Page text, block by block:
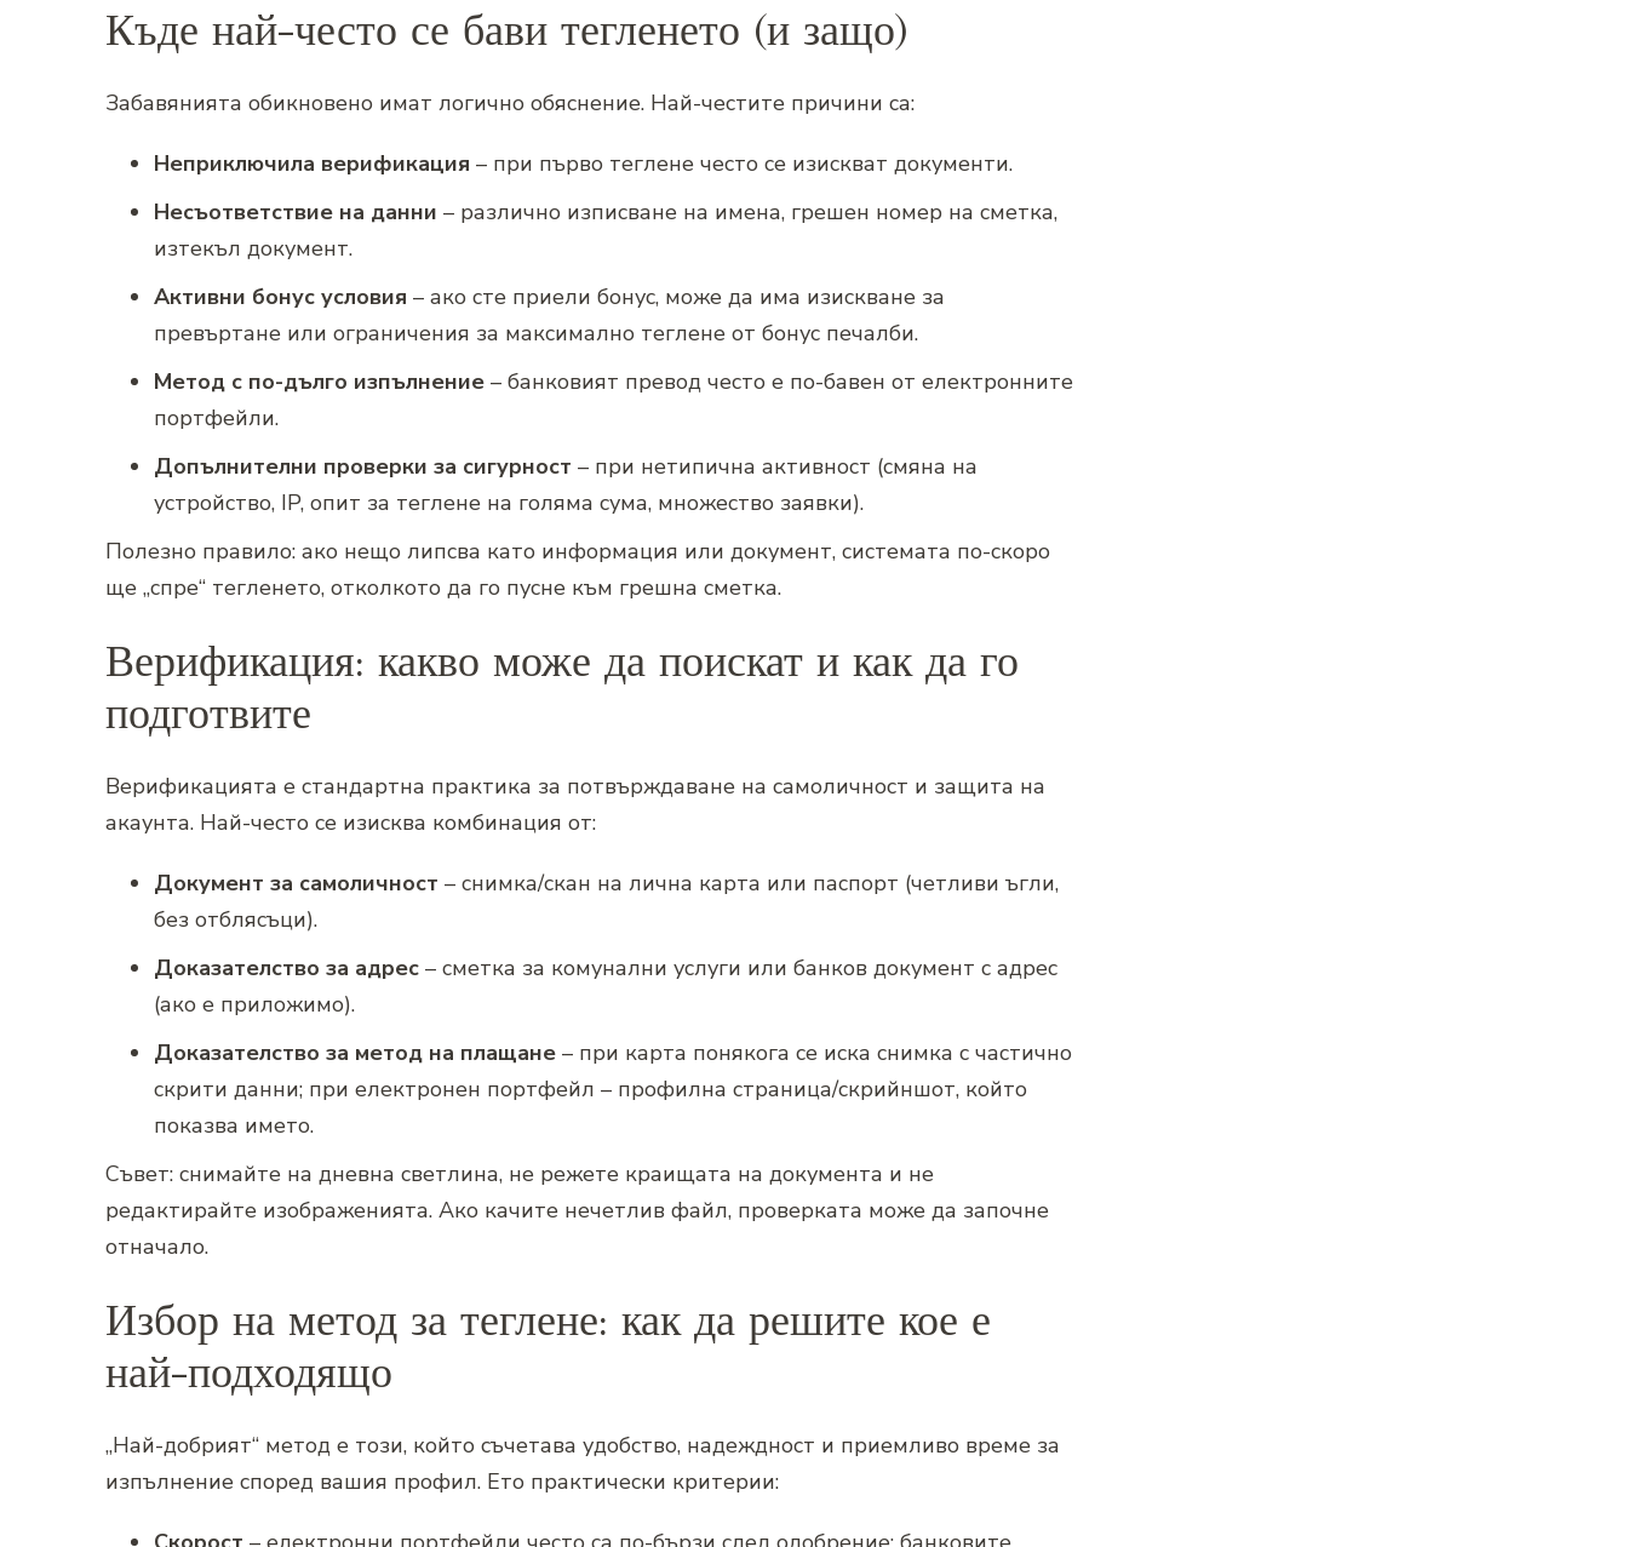
Къде най-често се бави тегленето (и защо)
Забавянията обикновено имат логично обяснение. Най-честите причини са:
Неприключила верификация – при първо теглене често се изискват документи.
Несъответствие на данни – различно изписване на имена, грешен номер на сметка,
изтекъл документ.
Активни бонус условия – ако сте приели бонус, може да има изискване за
превъртане или ограничения за максимално теглене от бонус печалби.
Метод с по-дълго изпълнение – банковият превод често е по-бавен от електронните
портфейли.
Допълнителни проверки за сигурност – при нетипична активност (смяна на
устройство, IP, опит за теглене на голяма сума, множество заявки).
Полезно правило: ако нещо липсва като информация или документ, системата по-скоро
ще „спре“ тегленето, отколкото да го пусне към грешна сметка.
Верификация: какво може да поискат и как да го
подготвите
Верификацията е стандартна практика за потвърждаване на самоличност и защита на
акаунта. Най-често се изисква комбинация от:
Документ за самоличност – снимка/скан на лична карта или паспорт (четливи ъгли,
без отблясъци).
Доказателство за адрес – сметка за комунални услуги или банков документ с адрес
(ако е приложимо).
Доказателство за метод на плащане – при карта понякога се иска снимка с частично
скрити данни; при електронен портфейл – профилна страница/скрийншот, който
показва името.
Съвет: снимайте на дневна светлина, не режете краищата на документа и не
редактирайте изображенията. Ако качите нечетлив файл, проверката може да започне
отначало.
Избор на метод за теглене: как да решите кое е
най-подходящо
„Най-добрият“ метод е този, който съчетава удобство, надеждност и приемливо време за
изпълнение според вашия профил. Ето практически критерии: